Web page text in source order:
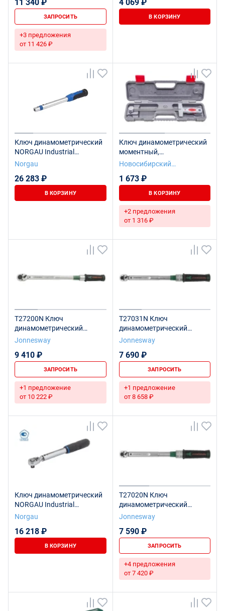
11 340 ₽
ЗАПРОСИТЬ
+3 предложения
от 11 426 ₽
4 069 ₽
В КОРЗИНУ
Ключ динамометрический
NORGAU Industrial
предельный с
хвостовиком 10-50 Нм,
9х12, NTW23-005I
Norgau
26 283 ₽
В КОРЗИНУ
Ключ динамометрический
моментный,
показывающий КМ-140
Новосибирский
1 673 ₽
В КОРЗИНУ
+2 предложения
от 1 316 ₽
T27200N Ключ
динамометрический
1/2"DR, 40-200 Нм
Jonnesway
9 410 ₽
ЗАПРОСИТЬ
+1 предложение
от 10 222 ₽
T27031N Ключ
динамометрический
3/8"DR, 4.5-30 Нм
Jonnesway
7 690 ₽
ЗАПРОСИТЬ
+1 предложение
от 8 658 ₽
Ключ динамометрический
NORGAU Industrial
предельный со встроенной
NTW22-035PR
Norgau
16 218 ₽
В КОРЗИНУ
T27020N Ключ
динамометрический
1/4"DR, 4-20 Нм
Jonnesway
7 590 ₽
ЗАПРОСИТЬ
+4 предложения
от 7 420 ₽